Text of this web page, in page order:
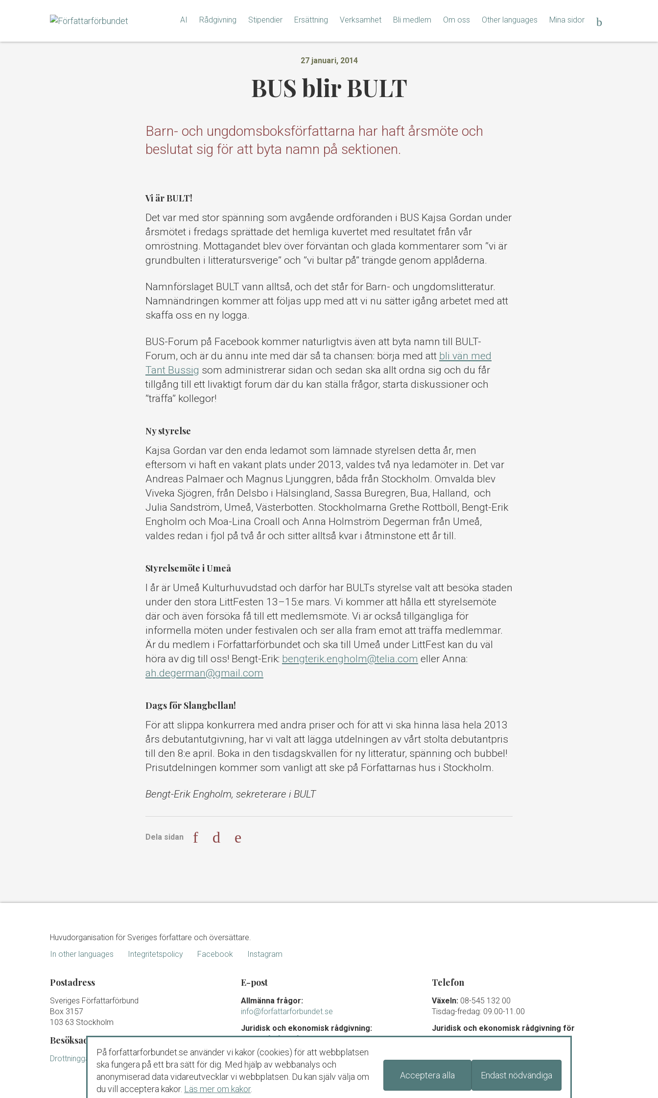
AI Rådgivning Stipendier Ersättning Verksamhet Bli medlem Om oss Other languages Mina sidor
27 januari, 2014
BUS blir BULT
Barn- och ungdomsboksförfattarna har haft årsmöte och
beslutat sig för att byta namn på sektionen.
Vi är BULT!
Det var med stor spänning som avgående ordföranden i BUS Kajsa Gordan under
årsmötet i fredags sprättade det hemliga kuvertet med resultatet från vår
omröstning. Mottagandet blev över förväntan och glada kommentarer som ”vi är
grundbulten i litteratursverige” och ”vi bultar på” trängde genom applåderna.
Namnförslaget BULT vann alltså, och det står för Barn- och ungdomslitteratur.
Namnändringen kommer att följas upp med att vi nu sätter igång arbetet med att
skaffa oss en ny logga.
BUS-Forum på Facebook kommer naturligtvis även att byta namn till BULT-
Forum, och är du ännu inte med där så ta chansen: börja med att bli vän med
Tant Bussig som administrerar sidan och sedan ska allt ordna sig och du får
tillgång till ett livaktigt forum där du kan ställa frågor, starta diskussioner och
”träffa” kollegor!
Ny styrelse
Kajsa Gordan var den enda ledamot som lämnade styrelsen detta år, men
eftersom vi haft en vakant plats under 2013, valdes två nya ledamöter in. Det var
Andreas Palmaer och Magnus Ljunggren, båda från Stockholm. Omvalda blev
Viveka Sjögren, från Delsbo i Hälsingland, Sassa Buregren, Bua, Halland, och
Julia Sandström, Umeå, Västerbotten. Stockholmarna Grethe Rottböll, Bengt-Erik
Engholm och Moa-Lina Croall och Anna Holmström Degerman från Umeå,
valdes redan i fjol på två år och sitter alltså kvar i åtminstone ett år till.
Styrelsemöte i Umeå
I år är Umeå Kulturhuvudstad och därför har BULTs styrelse valt att besöka staden
under den stora LittFesten 13–15:e mars. Vi kommer att hålla ett styrelsemöte
där och även försöka få till ett medlemsmöte. Vi är också tillgängliga för
informella möten under festivalen och ser alla fram emot att träffa medlemmar.
Är du medlem i Författarförbundet och ska till Umeå under LittFest kan du väl
höra av dig till oss! Bengt-Erik: bengterik.engholm@telia.com eller Anna:
ah.degerman@gmail.com
Dags för Slangbellan!
För att slippa konkurrera med andra priser och för att vi ska hinna läsa hela 2013
års debutantutgivning, har vi valt att lägga utdelningen av vårt stolta debutantpris
till den 8:e april. Boka in den tisdagskvällen för ny litteratur, spänning och bubbel!
Prisutdelningen kommer som vanligt att ske på Författarnas hus i Stockholm.
Bengt-Erik Engholm, sekreterare i BULT
Dela sidan
Huvudorganisation för Sveriges författare och översättare.
In other languages
Integritetspolicy Facebook Instagram
Postadress
Sveriges Författarförbund
Box 3157
103 63 Stockholm
Besöksadress
Drottninggatan 88 B Stockholm
E-post
Allmänna frågor:
info@forfattarforbundet.se
Juridisk och ekonomisk rådgivning:
juridik@forfattarforbundet.se
Fakturor till Författarförbundet:
ekonomi@forfattarforbundet.se
Organisationsnummer
Telefon
Växeln: 08-545 132 00
Tisdag-fredag: 09.00-11.00
Juridisk och ekonomisk rådgivning för
medlemmar och debutanter:
Tisdag-torsdag: 09.00-11.00
På forfattarforbundet.se använder vi kakor (cookies) för att webbplatsen
ska fungera på ett bra sätt för dig. Med hjälp av webbanalys och
anonymiserad data vidareutvecklar vi webbplatsen. Du kan själv välja om
du vill acceptera kakor. Läs mer om kakor.
Acceptera alla Endast nödvändiga